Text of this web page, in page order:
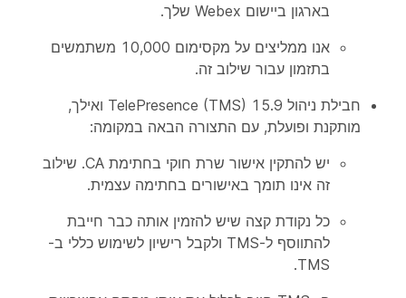
בארגון ביישום Webex שלך.
אנו ממליצים על מקסימום 10,000 משתמשים
בתזמון עבור שילוב זה.
חבילת ניהול TelePresence (TMS) 15.9 ואילך,
מותקנת ופועלת, עם התצורה הבאה במקומה:
יש להתקין אישור שרת חוקי בחתימת CA. שילוב
זה אינו תומך באישורים בחתימה עצמית.
כל נקודת קצה שיש להזמין אותה כבר חייבת
להתווסף ל-TMS ולקבל רישיון לשימוש כללי ב-
TMS.